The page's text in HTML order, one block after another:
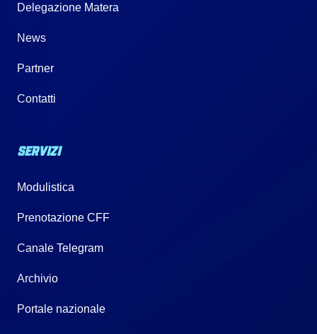
Delegazione Matera
News
Partner
Contatti
SERVIZI
Modulistica
Prenotazione CFF
Canale Telegram
Archivio
Portale nazionale